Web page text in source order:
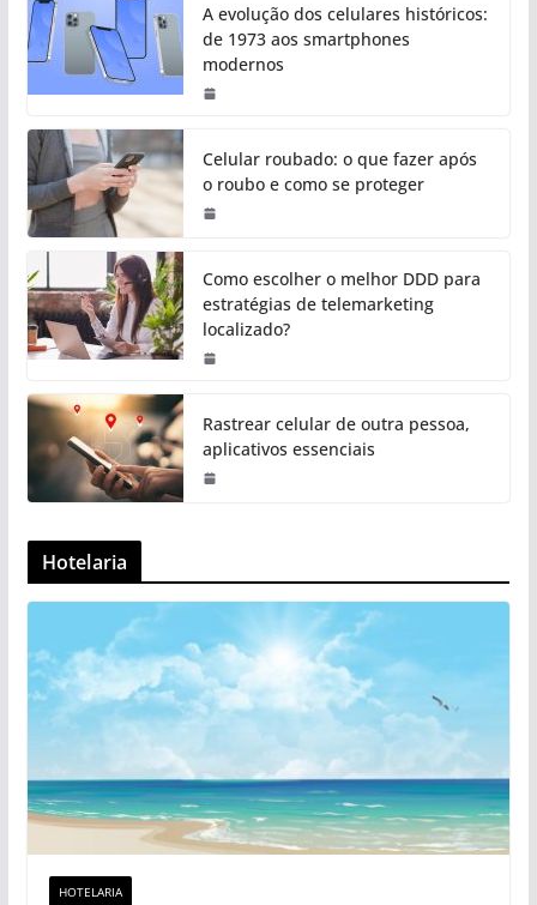
A evolução dos celulares históricos:
de 1973 aos smartphones
modernos
Celular roubado: o que fazer após
o roubo e como se proteger
Como escolher o melhor DDD para
estratégias de telemarketing
localizado?
Rastrear celular de outra pessoa,
aplicativos essenciais
Hotelaria
HOTELARIA